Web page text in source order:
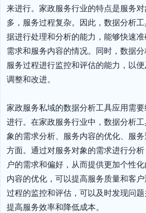
来进行。家政服务行业的特点是服务
多，服务过程复杂。因此，数据分析
据进行处理和分析的能力，能够快速准
需求和服务内容的情况。同时，数据
服务过程进行监控和评估的能力，以
调整和改进。
家政服务私域的数据分析工具应用需
进行。在家政服务行业中，数据分析
象的需求分析、服务内容的优化、服
方面。通过对服务对象的需求进行分
户的需求和偏好，从而提供更加个性
内容的优化，可以提高服务质量和客
过程的监控和评估，可以及时发现问题
提高服务效率和降低成本。